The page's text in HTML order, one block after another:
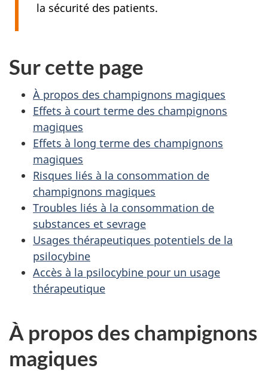
la sécurité des patients.
Sur cette page
À propos des champignons magiques
Effets à court terme des champignons
magiques
Effets à long terme des champignons
magiques
Risques liés à la consommation de
champignons magiques
Troubles liés à la consommation de
substances et sevrage
Usages thérapeutiques potentiels de la
psilocybine
Accès à la psilocybine pour un usage
thérapeutique
À propos des champignons
magiques